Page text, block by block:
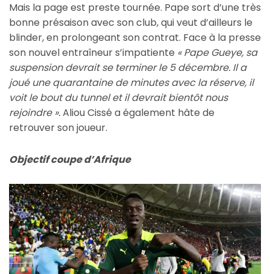
Mais la page est preste tournée. Pape sort d’une très
bonne présaison avec son club, qui veut d’ailleurs le
blinder, en prolongeant son contrat. Face à la presse
son nouvel entraîneur s’impatiente « Pape Gueye, sa
suspension devrait se terminer le 5 décembre. Il a
joué une quarantaine de minutes avec la réserve, il
voit le bout du tunnel et il devrait bientôt nous
rejoindre ».Aliou Cissé a également hâte de
retrouver son joueur.
Objectif coupe d’Afrique